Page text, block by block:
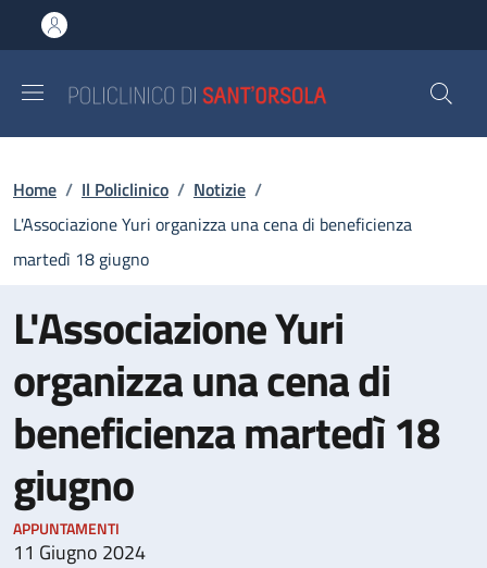
al contenuto principale
to footer content
Briciole di pane
Home / Il Policlinico / Notizie /
L'Associazione Yuri organizza una cena di beneficienza
martedì 18 giugno
L'Associazione Yuri
organizza una cena di
beneficienza martedì 18
giugno
APPUNTAMENTI
11 Giugno 2024